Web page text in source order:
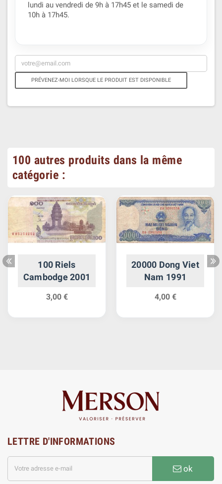
lundi au vendredi de 9h à 17h45 et le samedi de
10h à 17h45.
PRÉVENEZ-MOI LORSQUE LE PRODUIT EST DISPONIBLE
100 autres produits dans la même
catégorie :
100 Riels
Cambodge 2001
3,00 €
20000 Dong Viet
Nam 1991
4,00 €
LETTRE D'INFORMATIONS
ok